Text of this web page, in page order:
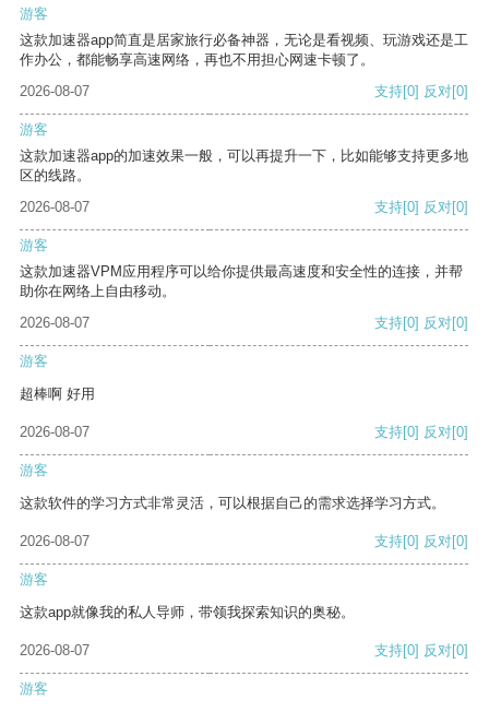
游客
这款加速器app简直是居家旅行必备神器，无论是看视频、玩游戏还是工
作办公，都能畅享高速网络，再也不用担心网速卡顿了。
2026-08-07
支持[0] 反对[0]
游客
这款加速器app的加速效果一般，可以再提升一下，比如能够支持更多地
区的线路。
2026-08-07
支持[0] 反对[0]
游客
这款加速器VPM应用程序可以给你提供最高速度和安全性的连接，并帮
助你在网络上自由移动。
2026-08-07
支持[0] 反对[0]
游客
超棒啊 好用
2026-08-07 支持[0] 反对[0]
游客
这款软件的学习方式非常灵活，可以根据自己的需求选择学习方式。
2026-08-07 支持[0] 反对[0]
游客
这款app就像我的私人导师，带领我探索知识的奥秘。
2026-08-07 支持[0] 反对[0]
游客